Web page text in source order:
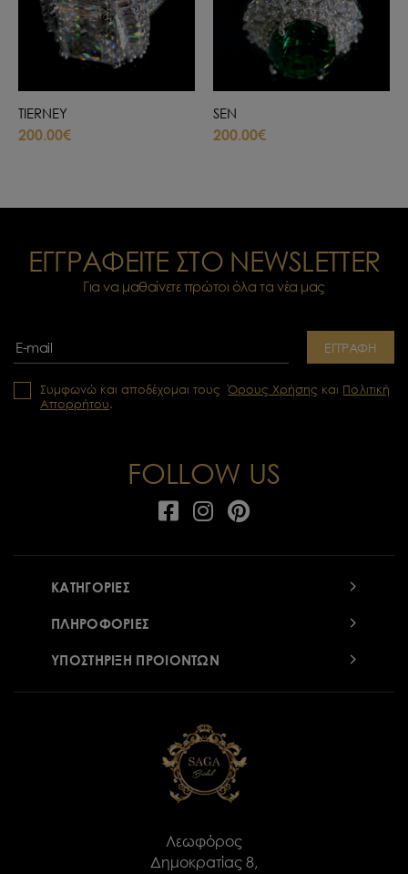
TIERNEY
200.00€
SEN
200.00€
ΕΓΓΡΑΦΕΙΤΕ ΣΤΟ NEWSLETTER
Για να μαθαίνετε πρώτοι όλα τα νέα μας
ΕΓΓΡΑΦΗ
Συμφωνώ και αποδέχομαι τουςΌρους Χρήσης και Πολιτική
Απορρήτου.
FOLLOW US
ΚΑΤΗΓΟΡΙΕΣ
ΠΛΗΡΟΦΟΡΙΕΣ
ΥΠΟΣΤΗΡΙΞΗ ΠΡΟΙΟΝΤΩΝ
Λεωφόρος
Δημοκρατίας 8,